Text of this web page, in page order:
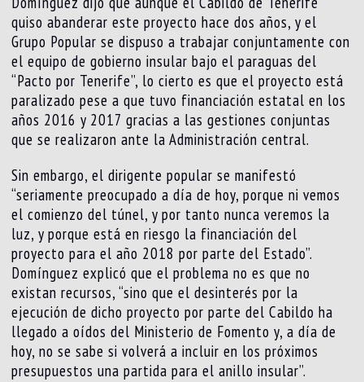
quiso abanderar este proyecto hace dos años, y el
Grupo Popular se dispuso a trabajar conjuntamente con
el equipo de gobierno insular bajo el paraguas del
“Pacto por Tenerife”, lo cierto es que el proyecto está
paralizado pese a que tuvo financiación estatal en los
años 2016 y 2017 gracias a las gestiones conjuntas
que se realizaron ante la Administración central.
Sin embargo, el dirigente popular se manifestó
“seriamente preocupado a día de hoy, porque ni vemos
el comienzo del túnel, y por tanto nunca veremos la
luz, y porque está en riesgo la financiación del
proyecto para el año 2018 por parte del Estado”.
Domínguez explicó que el problema no es que no
existan recursos, “sino que el desinterés por la
ejecución de dicho proyecto por parte del Cabildo ha
llegado a oídos del Ministerio de Fomento y, a día de
hoy, no se sabe si volverá a incluir en los próximos
presupuestos una partida para el anillo insular”.